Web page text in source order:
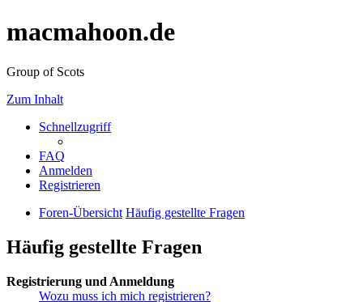
macmahoon.de
Group of Scots
Zum Inhalt
Schnellzugriff
FAQ
Anmelden
Registrieren
Foren-Übersicht Häufig gestellte Fragen
Häufig gestellte Fragen
Registrierung und Anmeldung
Wozu muss ich mich registrieren?